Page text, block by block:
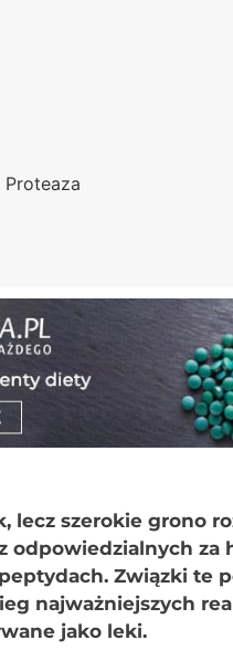
Proteaza
lecz szerokie grono
odpowiedzialnych
Związki te
najważniejszych
jako leki.